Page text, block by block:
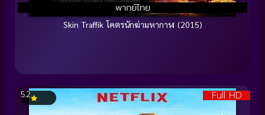
พากย์ไทย
Skin Traffik โคตรนักฆ่ามหากาฬ (2015)
Full HD
5.2